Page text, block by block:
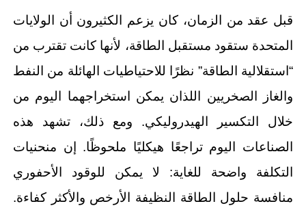
قبل عقد من الزمان، كان يزعم الكثيرون أن الولايات
المتحدة ستقود مستقبل الطاقة، لأنها كانت تقترب من
“استقلالية الطاقة” نظرًا للاحتياطيات الهائلة من النفط
والغاز الصخريين اللذان يمكن استخراجهما اليوم من
خلال التكسير الهيدروليكي. ومع ذلك، تشهد هذه
الصناعات اليوم تراجعًا هيكليًا ملحوظًا. إن منحنيات
التكلفة واضحة للغاية: لا يمكن للوقود الأحفوري
منافسة حلول الطاقة النظيفة الأرخص والأكثر كفاءة.